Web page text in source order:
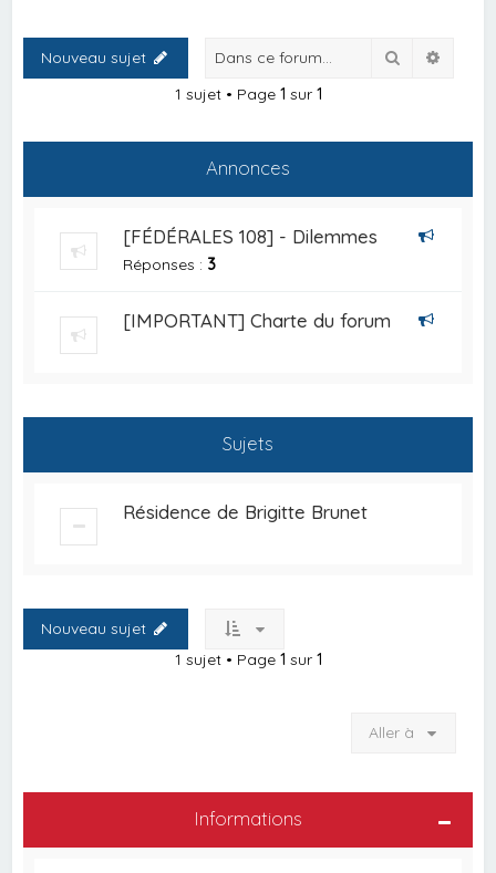
Nouveau sujet Rechercher
1 sujet • Page 1 sur 1
Annonces
[FÉDÉRALES 108] - Dilemmes
Réponses : 3
[IMPORTANT] Charte du forum
Sujets
Résidence de Brigitte Brunet
Nouveau sujet
1 sujet • Page 1 sur 1
Aller à
Informations